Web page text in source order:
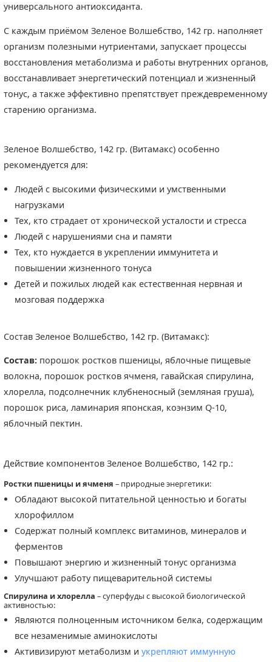
универсального антиоксиданта.
С каждым приёмом Зеленое Волшебство, 142 гр. наполняет
организм полезными нутриентами, запускает процессы
восстановления метаболизма и работы внутренних органов,
восстанавливает энергетический потенциал и жизненный
тонус, а также эффективно препятствует преждевременному
старению организма.
Зеленое Волшебство, 142 гр. (Витамакс) особенно
рекомендуется для:
Людей с высокими физическими и умственными
нагрузками
Тех, кто страдает от хронической усталости и стресса
Людей с нарушениями сна и памяти
Тех, кто нуждается в укреплении иммунитета и
повышении жизненного тонуса
Детей и пожилых людей как естественная нервная и
мозговая поддержка
Состав Зеленое Волшебство, 142 гр. (Витамакс):
Состав:порошок ростков пшеницы, яблочные пищевые
волокна, порошок ростков ячменя, гавайская спирулина,
хлорелла, подсолнечник клубненосный (земляная груша),
порошок риса, ламинария японская, коэнзим Q-10,
яблочный пектин.
Действие компонентов Зеленое Волшебство, 142 гр.:
Ростки пшеницы и ячменя – природные энергетики:
Обладают высокой питательной ценностью и богаты
хлорофиллом
Содержат полный комплекс витаминов, минералов и
ферментов
Повышают энергию и жизненный тонус организма
Улучшают работу пищеварительной системы
Спирулина и хлорелла – суперфуды с высокой биологической
активностью:
Являются полноценным источником белка, содержащим
все незаменимые аминокислоты
Активизируют метаболизм и укрепляют иммунную